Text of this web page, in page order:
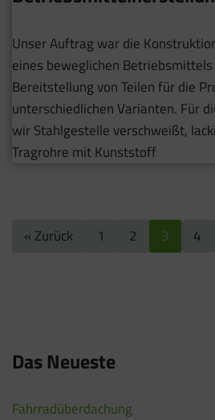
Unser Auftrag war die
eines beweglichen
Bereitstellung von Teilen für die
unterschiedlichen Varianten. Für
wir Stahlgestelle verschweißt,
Tragrohre mit Kunststoff
« Zurück 1 2 3 4
Das Neueste
Fahrradüberdachung